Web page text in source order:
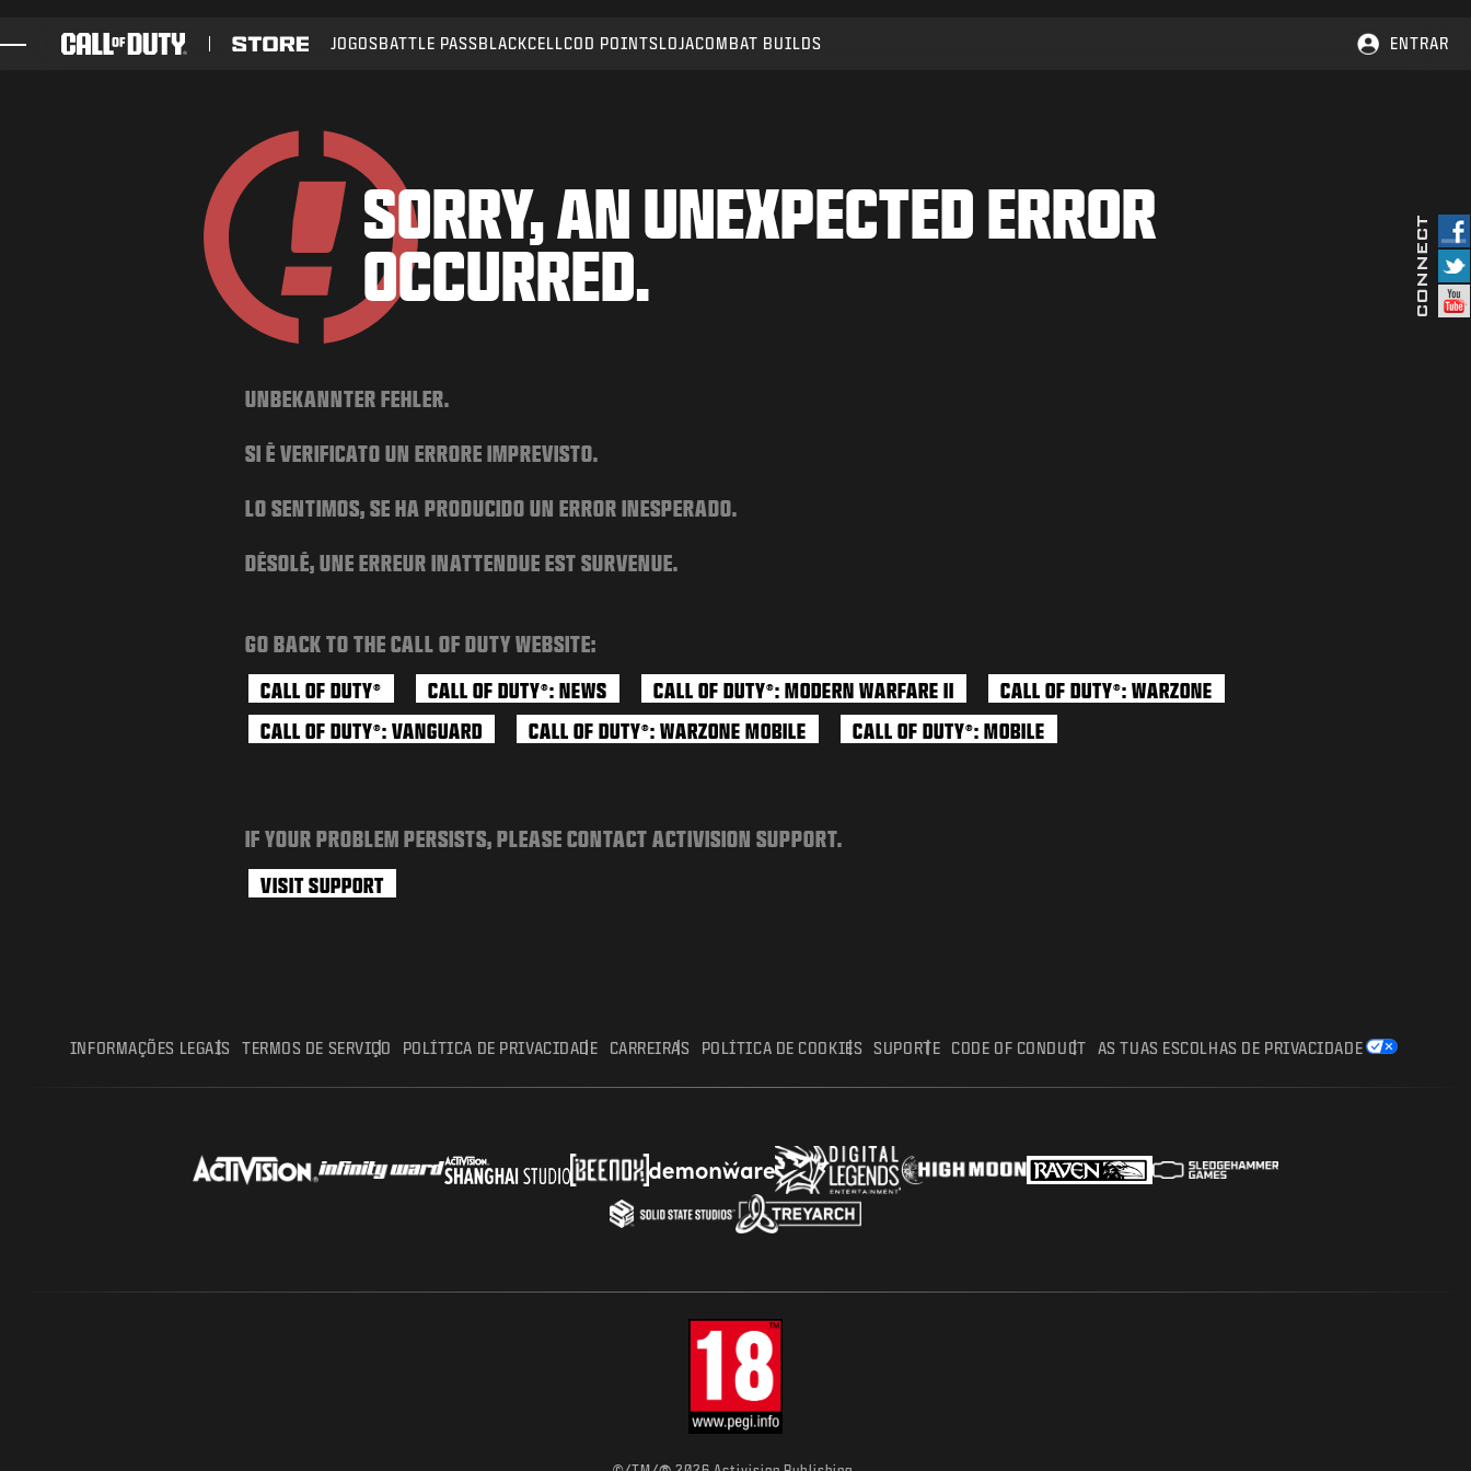
JOGOS BATTLE PASS BLACKCELLCOD POINTS LOJACOMBAT BUILDS ENTRAR
SORRY, AN UNEXPECTED ERROR
OCCURRED.
UNBEKANNTER FEHLER.
SI È VERIFICATO UN ERRORE IMPREVISTO.
LO SENTIMOS, SE HA PRODUCIDO UN ERROR INESPERADO.
DÉSOLÉ, UNE ERREUR INATTENDUE EST SURVENUE.
GO BACK TO THE CALL OF DUTY WEBSITE:
CALL OF DUTY® CALL OF DUTY®: NEWS CALL OF DUTY®: MODERN WARFARE II CALL OF DUTY®: WARZONE
CALL OF DUTY®: VANGUARD CALL OF DUTY®: WARZONE MOBILE CALL OF DUTY®: MOBILE
IF YOUR PROBLEM PERSISTS, PLEASE CONTACT ACTIVISION SUPPORT.
VISIT SUPPORT
INFORMAÇÕES LEGAIS TERMOS DE SERVIÇO POLÍTICA DE PRIVACIDADE CARREIRAS POLÍTICA DE COOKIES SUPORTE CODE OF CONDUCT AS TUAS ESCOLHAS DE PRIVACIDADE